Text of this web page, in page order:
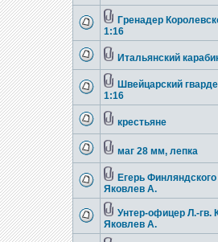
Гренадер
1:16
Итальянский
Швейцарский
1:16
крестьяне
маг 28 мм, лепка
Егерь Финляндского
Яковлев А.
Унтер-офицер Л.-гв.
Яковлев А.